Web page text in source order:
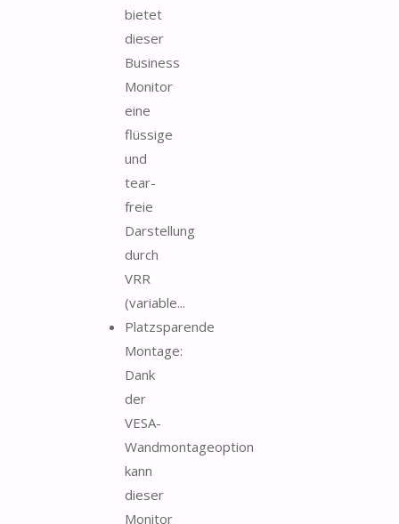
bietet
dieser
Business
Monitor
eine
flüssige
und
tear-
freie
Darstellung
durch
VRR
(variable...
Platzsparende
Montage:
Dank
der
VESA-
Wandmontageoption
kann
dieser
Monitor